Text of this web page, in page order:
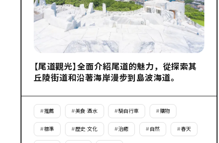
【尾道觀光】全面介紹尾道的魅力，從探索其
丘陵街道和沿著海岸漫步到島波海道。
#推薦 #美食·酒水 #騎自行車 #購物
#標準 #歷史·文化 #治癒 #自然 #春天